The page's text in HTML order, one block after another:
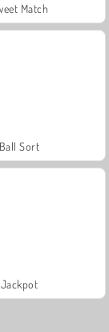
Match
Ball Sort
Jackpot